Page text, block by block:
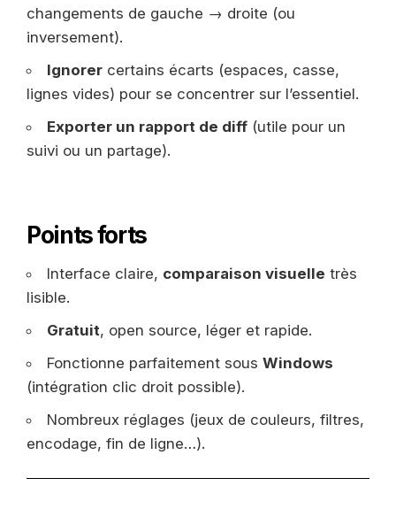
changements de gauche → droite (ou
inversement).
Ignorercertains écarts (espaces, casse,
lignes vides) pour se concentrer sur l’essentiel.
Exporter un rapport de diff(utile pour un
suivi ou un partage).
Points forts
Interface claire, comparaison visuelle très
lisible.
Gratuit, open source, léger et rapide.
Fonctionne parfaitement sous Windows
(intégration clic droit possible).
Nombreux réglages (jeux de couleurs, filtres,
encodage, fin de ligne…).